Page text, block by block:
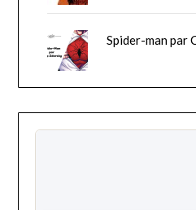
Spider-man par